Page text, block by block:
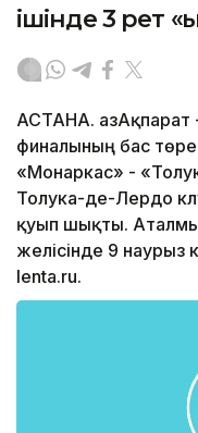
ішінде 3 рет
АСТАНА.
финалының бас
«Монаркас» -
Толука-де-Лердо
қуып шықты.
желісінде 9 наурыз
lenta.ru.